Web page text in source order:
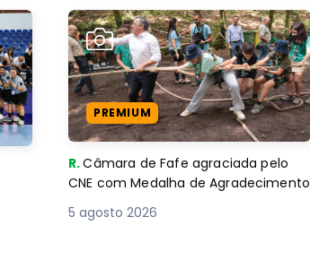
PREMIUM
R.Câmara de Fafe agraciada pelo
CNE com Medalha de Agradecimento
5 agosto 2026